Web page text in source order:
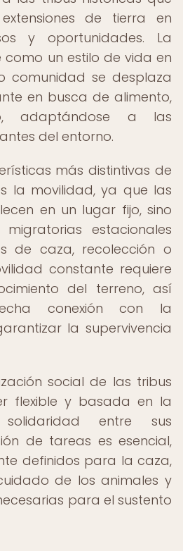
de tierra en
y oportunidades. La
un estilo de vida en
comunidad se desplaza
en busca de alimento,
adaptándose a las
del entorno.
más distintivas de
la movilidad, ya que las
en un lugar fijo, sino
estacionales
de caza, recolección o
constante requiere
del terreno, así
conexión con la
la supervivencia
social de las tribus
flexible y basada en la
entre sus
de tareas es esencial,
definidos para la caza,
de los animales y
para el sustento